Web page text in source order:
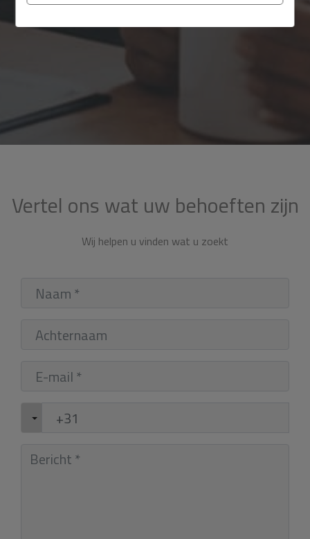
Vertel ons wat uw behoeften zijn
Wij helpen u vinden wat u zoekt